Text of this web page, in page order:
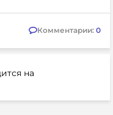
Комментарии: 0
на